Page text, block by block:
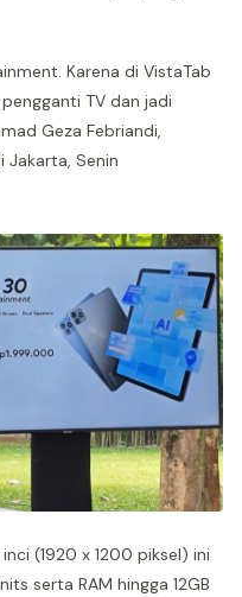
Karena di VistaTab
TV dan jadi
Geza Febriandi,
Jakarta, Senin
(1920 x 1200 piksel) ini
serta RAM hingga 12GB